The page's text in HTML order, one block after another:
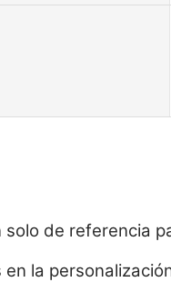
de referencia
la